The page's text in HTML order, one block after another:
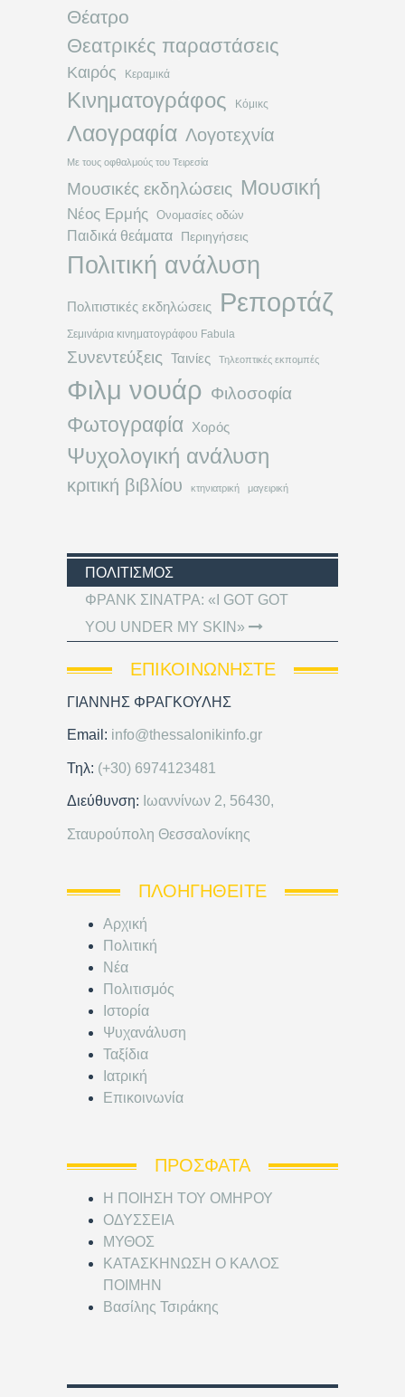
Θέατρο
Θεατρικές παραστάσεις
Καιρός Κεραμικά
Κινηματογράφος Κόμικς
Λαογραφία Λογοτεχνία
Με τους οφθαλμούς του Τειρεσία
Μουσικές εκδηλώσεις Μουσική
Νέος Ερμής Ονομασίες οδών
Παιδικά θεάματα Περιηγήσεις
Πολιτική ανάλυση
Πολιτιστικές εκδηλώσεις Ρεπορτάζ
Σεμινάρια κινηματογράφου Fabula
Συνεντεύξεις Ταινίες Τηλεοπτικές εκπομπές
Φιλμ νουάρ Φιλοσοφία
Φωτογραφία Χορός
Ψυχολογική ανάλυση
κριτική βιβλίου κτηνιατρική μαγειρική
ΠΟΛΙΤΙΣΜΌΣ
ΦΡΑΝΚ ΣΙΝΑΤΡΑ: «I GOT GOT
YOU UNDER MY SKIN»
ΕΠΙΚΟΙΝΩΝΉΣΤΕ
ΓΙΑΝΝΗΣ ΦΡΑΓΚΟΥΛΗΣ
Email: info@thessalonikinfo.gr
Τηλ: (+30) 6974123481
Διεύθυνση: Ιωαννίνων 2, 56430,
Σταυρούπολη Θεσσαλονίκης
ΠΛΟΗΓΗΘΕΊΤΕ
Αρχική
Πολιτική
Νέα
Πολιτισμός
Ιστορία
Ψυχανάλυση
Ταξίδια
Ιατρική
Επικοινωνία
ΠΡΌΣΦΑΤΑ
Η ΠΟΙΗΣΗ ΤΟΥ ΟΜΗΡΟΥ
ΟΔΥΣΣΕΙΑ
ΜΥΘΟΣ
ΚΑΤΑΣΚΗΝΩΣΗ Ο ΚΑΛΟΣ
ΠΟΙΜΗΝ
Βασίλης Τσιράκης